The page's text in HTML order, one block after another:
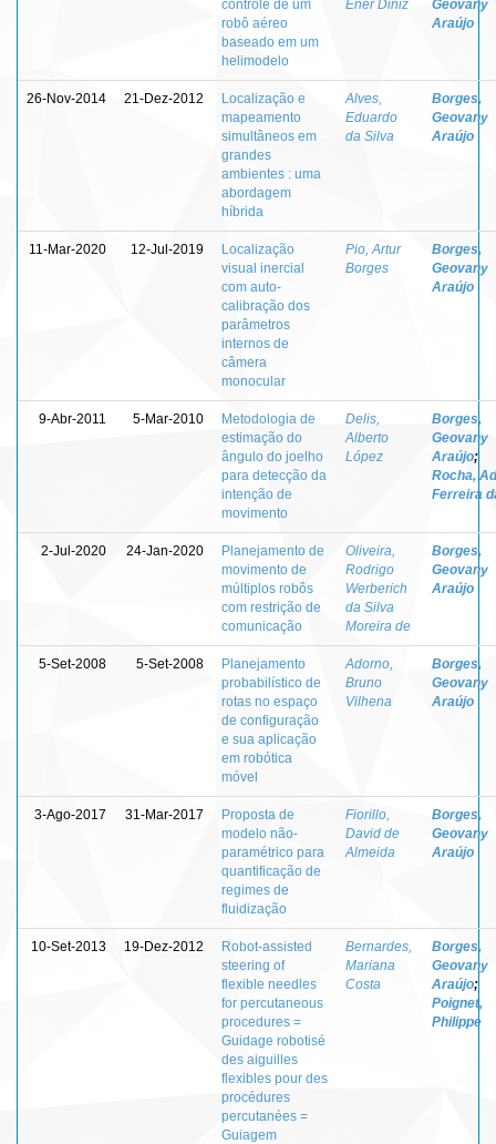
controle de um
robô aéreo
baseado em um
helimodelo
Ener Diniz
Geovany
Araújo
26-Nov-2014 21-Dez-2012
Localização e
mapeamento
simultâneos em
grandes
ambientes : uma
abordagem
híbrida
Alves,
Eduardo
da Silva
Borges,
Geovany
Araújo
11-Mar-2020 12-Jul-2019
Localização
visual inercial
com auto-
calibração dos
parâmetros
internos de
câmera
monocular
Pio, Artur
Borges
Borges,
Geovany
Araújo
9-Abr-2011 5-Mar-2010
Metodologia de
estimação do
ângulo do joelho
para detecção da
intenção de
movimento
Delis,
Alberto
López
Borges,
Geovany
Araújo;
Rocha,
Ferreira
2-Jul-2020 24-Jan-2020
Planejamento de
movimento de
múltiplos robôs
com restrição de
comunicação
Oliveira,
Rodrigo
Werberich
da Silva
Moreira de
Borges,
Geovany
Araújo
5-Set-2008 5-Set-2008
Planejamento
probabilístico de
rotas no espaço
de configuração
e sua aplicação
em robótica
móvel
Adorno,
Bruno
Vilhena
Borges,
Geovany
Araújo
3-Ago-2017 31-Mar-2017
Proposta de
modelo não-
paramétrico para
quantificação de
regimes de
fluidização
Fiorillo,
David de
Almeida
Borges,
Geovany
Araújo
10-Set-2013 19-Dez-2012
Robot-assisted
steering of
flexible needles
for percutaneous
procedures =
Guidage robotisé
des aiguilles
flexibles pour des
procédures
percutanées =
Guiagem
Bernardes,
Mariana
Costa
Borges,
Geovany
Araújo;
Poignet,
Philippe